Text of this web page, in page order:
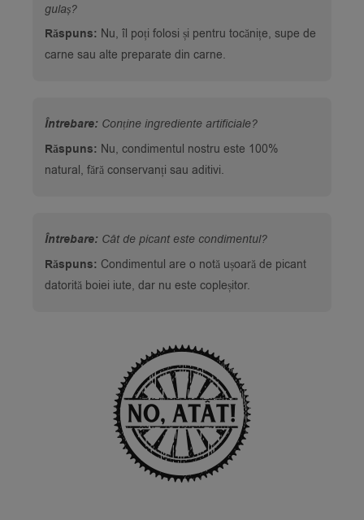
gulaș?
Răspuns: Nu, îl poți folosi și pentru tocănițe, supe de
carne sau alte preparate din carne.
Întrebare: Conține ingrediente artificiale?
Răspuns: Nu, condimentul nostru este 100%
natural, fără conservanți sau aditivi.
Întrebare: Cât de picant este condimentul?
Răspuns: Condimentul are o notă ușoară de picant
datorită boiei iute, dar nu este copleșitor.